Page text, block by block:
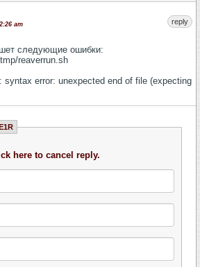
am
следующие ошибки:
reaverrun.sh
syntax error: unexpected end of file (expecting
reply
here to cancel reply.